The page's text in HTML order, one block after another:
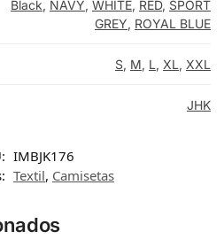
Black, NAVY, WHITE, RED, SPORT
GREY, ROYAL BLUE
S, M, L, XL, XXL
JHK
IMBJK176
Textil, Camisetas